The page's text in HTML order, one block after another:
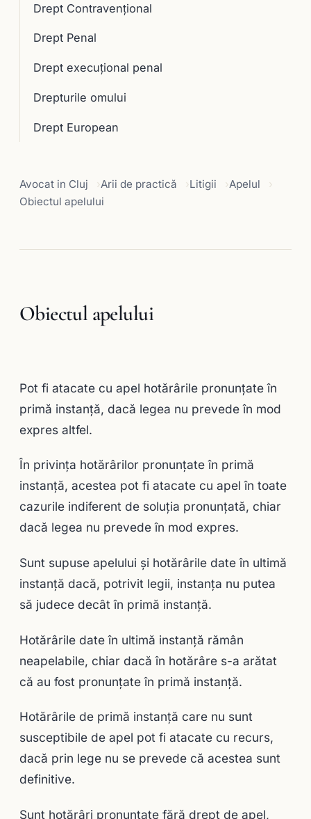
Drept Contravențional
Drept Penal
Drept execuţional penal
Drepturile omului
Drept European
Avocat in Cluj Arii de practică Litigii
Apelul
Obiectul apelului
Obiectul apelului
Pot fi atacate cu apel hotărârile pronunţate în
primă instanţă, dacă legea nu prevede în mod
expres altfel.
În privinţa hotărârilor pronunţate în primă
instanţă, acestea pot fi atacate cu apel în toate
cazurile indiferent de soluţia pronunţată, chiar
dacă legea nu prevede în mod expres.
Sunt supuse apelului şi hotărârile date în ultimă
instanţă dacă, potrivit legii, instanţa nu putea
să judece decât în primă instanţă.
Hotărârile date în ultimă instanţă rămân
neapelabile, chiar dacă în hotărâre s-a arătat
că au fost pronunţate în primă instanţă.
Hotărârile de primă instanţă care nu sunt
susceptibile de apel pot fi atacate cu recurs,
dacă prin lege nu se prevede că acestea sunt
definitive.
Sunt hotărâri pronunţate fără drept de apel,